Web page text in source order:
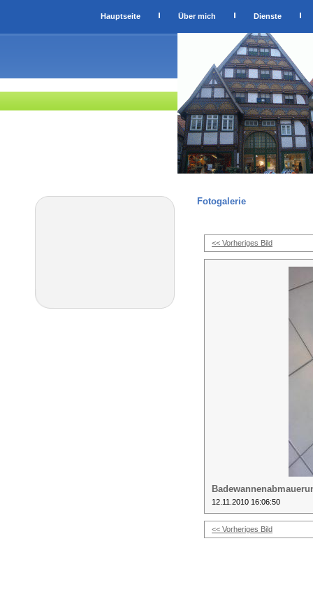
Hauptseite Über mich Dienste
Fotogalerie
<< Vorheriges Bild
12.11.2010 16:06:50
<< Vorheriges Bild